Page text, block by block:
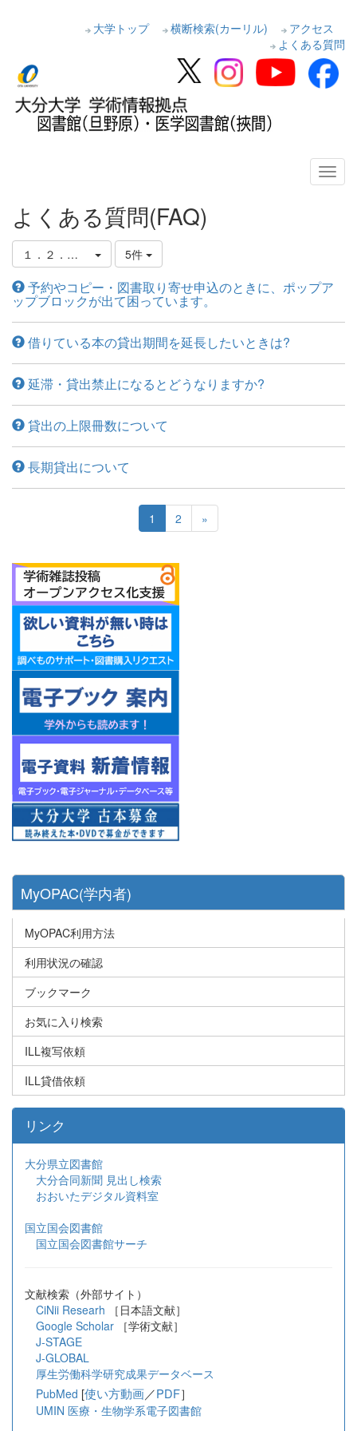
大学トップ 横断検索(カーリル)
アクセス
よくある質問
よくある質問(FAQ)
１．２．貸出・返却・予約の仕方
5件
予約やコピー・図書取り寄せ申込のときに、ポップア
ップブロックが出て困っています。
借りている本の貸出期間を延長したいときは?
延滞・貸出禁止になるとどうなりますか?
貸出の上限冊数について
長期貸出について
1 2 »
MyOPAC(学内者)
MyOPAC利用方法
利用状況の確認
ブックマーク
お気に入り検索
ILL複写依頼
ILL貸借依頼
リンク
大分県立図書館
大分合同新聞 見出し検索
おおいたデジタル資料室
国立国会図書館
国立国会図書館サーチ
文献検索（外部サイト）
CiNii Researh ［日本語文献］
Google Scholar
［学術文献］
J-STAGE
J-GLOBAL
厚生労働科学研究成果データベース
PubMed [使い方動画／PDF］
UMIN 医療・生物学系電子図書館